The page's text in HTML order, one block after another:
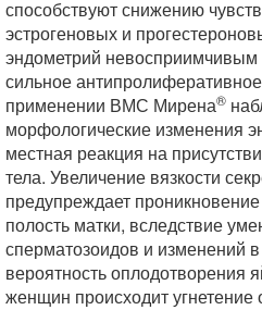
способствуют снижению
эстрогеновых и
эндометрий невосприимчивым
сильное
применении ВМС Мирена®
морфологические изменения
местная реакция на
тела. Увеличение вязкости
предупреждает
полость матки, вследствие
сперматозоидов и изменений
вероятность оплодотворения
женщин происходит угнетение